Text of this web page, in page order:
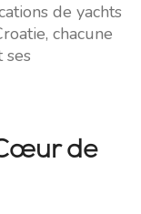
de yachts
chacune
ses
de